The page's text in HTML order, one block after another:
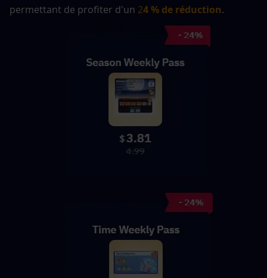
permettant de profiter d'un 24 % de réduction.